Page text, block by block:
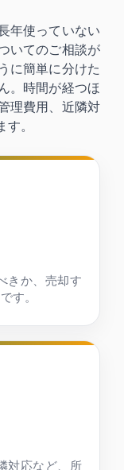
年使っていない
いてのご相談が
に簡単に分けた
。時間が経つほ
理費用、近隣対
。
きか、売却す
す。
対応など、所